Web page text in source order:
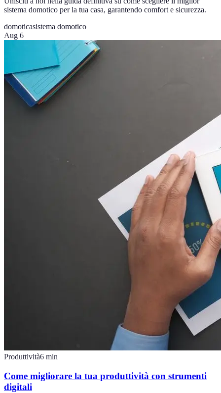
sistema domotico per la tua casa, garantendo comfort e sicurezza.
domoticasistema domotico
Aug 6
Produttività6 min
Come migliorare la tua produttività con strumenti
digitali